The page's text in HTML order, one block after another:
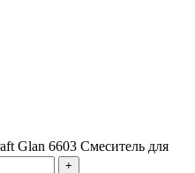
Glan 6603 Смеситель для